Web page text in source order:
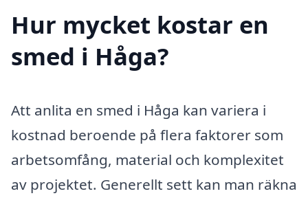
Hur mycket kostar en
smed i Håga?
Att anlita en smed i Håga kan variera i
kostnad beroende på flera faktorer som
arbetsomfång, material och komplexitet
av projektet. Generellt sett kan man räkna